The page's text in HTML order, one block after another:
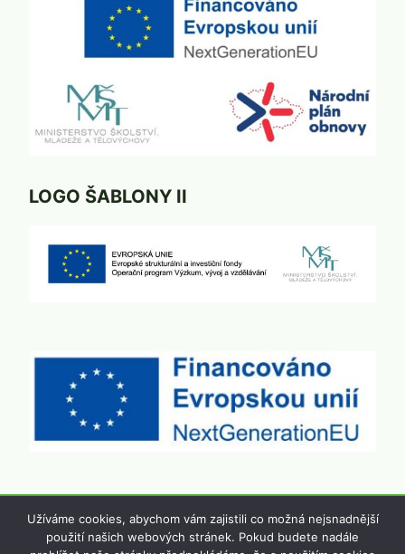
LOGO ŠABLONY II
© 2026 Základní škola a Mateřská škola
Užíváme cookies, abychom vám zajistili co možná nejsnadnější
použití našich webových stránek. Pokud budete nadále